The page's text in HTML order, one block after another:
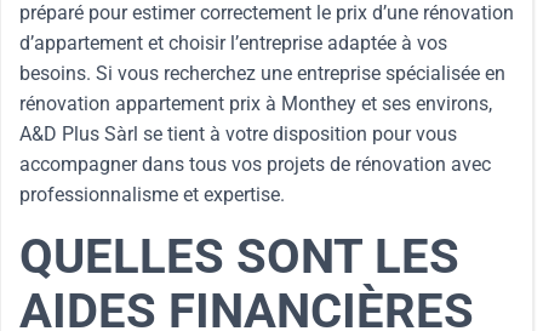
préparé pour estimer correctement le prix d’une rénovation
d’appartement et choisir l’entreprise adaptée à vos
besoins. Si vous recherchez une entreprise spécialisée en
rénovation appartement prix à Monthey et ses environs,
A&D Plus Sàrl se tient à votre disposition pour vous
accompagner dans tous vos projets de rénovation avec
professionnalisme et expertise.
QUELLES SONT LES
AIDES FINANCIÈRES